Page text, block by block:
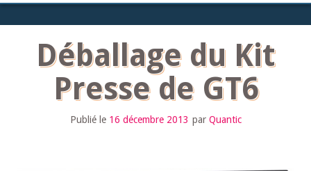
Déballage du Kit
Presse de GT6
Publié le 16 décembre 2013 par Quantic